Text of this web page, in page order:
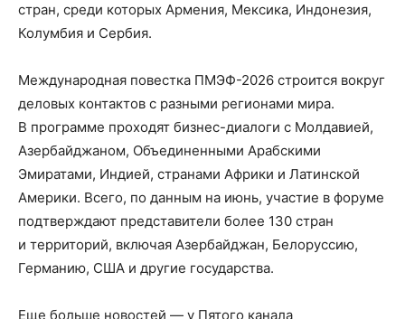
стран, среди которых Армения, Мексика, Индонезия,
Колумбия и Сербия.
Международная повестка ПМЭФ-2026 строится вокруг
деловых контактов с разными регионами мира.
В программе проходят бизнес-диалоги с Молдавией,
Азербайджаном, Объединенными Арабскими
Эмиратами, Индией, странами Африки и Латинской
Америки. Всего, по данным на июнь, участие в форуме
подтверждают представители более 130 стран
и территорий, включая Азербайджан, Белоруссию,
Германию, США и другие государства.
Еще больше новостей — у Пятого канала